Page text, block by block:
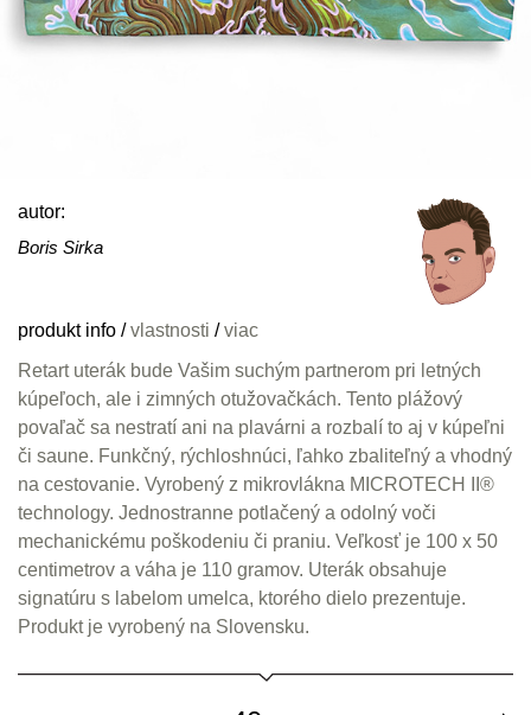
autor:
Boris Sirka
produkt info /vlastnosti /viac
Retart uterák bude Vašim suchým partnerom pri letných
kúpeľoch, ale i zimných otužovačkách. Tento plážový
povaľač sa nestratí ani na plavárni a rozbalí to aj v kúpeľni
či saune. Funkčný, rýchloshnúci, ľahko zbaliteľný a vhodný
na cestovanie. Vyrobený z mikrovlákna MICROTECH II®
technology. Jednostranne potlačený a odolný voči
mechanickému poškodeniu či praniu. Veľkosť je 100 x 50
centimetrov a váha je 110 gramov. Uterák obsahuje
signatúru s labelom umelca, ktorého dielo prezentuje.
Produkt je vyrobený na Slovensku.